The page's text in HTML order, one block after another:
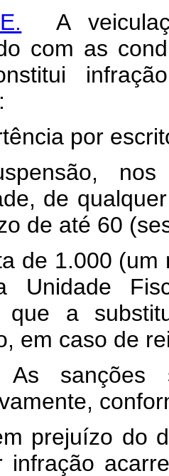
A
com as
por
nos
de
de até 60
de 1.000
Unidade
que a
em caso de
sanções
prejuízo do
infração